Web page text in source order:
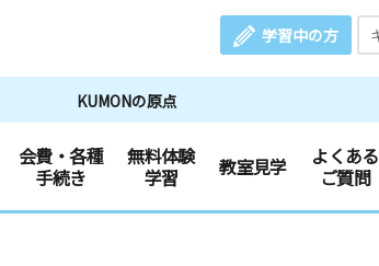
学習中の方
KUMONの原点
会費・各種
手続き
無料体験
学習
教室見学
よくある
ご質問